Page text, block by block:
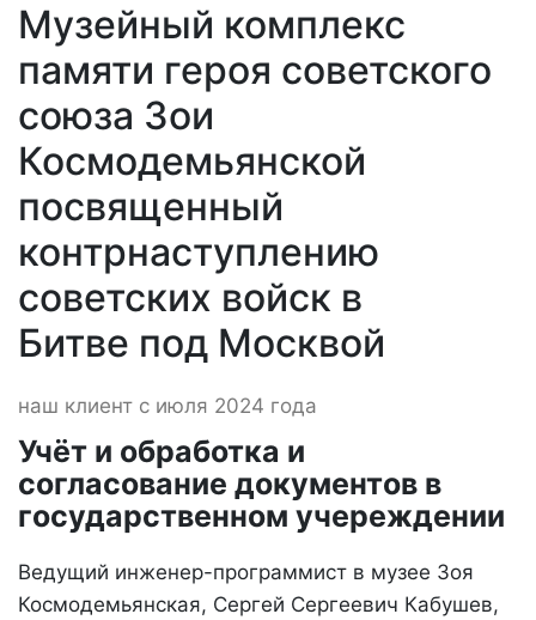
Музейный комплекс
памяти героя советского
союза Зои
Космодемьянской
посвященный
контрнаступлению
советских войск в
Битве под Москвой
наш клиент с июля 2024 года
Учёт и обработка и
согласование документов в
государственном учереждении
Ведущий инженер-программист в музее Зоя
Космодемьянская, Сергей Сергеевич Кабушев,